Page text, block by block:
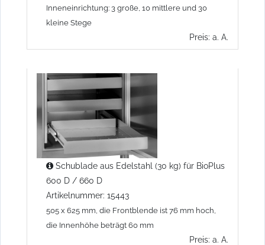
Inneneinrichtung: 3 große, 10 mittlere und 30
kleine Stege
Preis: a. A.
Schublade aus Edelstahl (30 kg) für BioPlus
600 D / 660 D
Artikelnummer: 15443
505 x 625 mm, die Frontblende ist 76 mm hoch,
die Innenhöhe beträgt 60 mm
Preis: a. A.